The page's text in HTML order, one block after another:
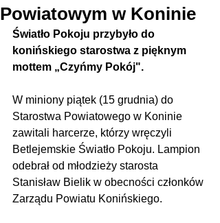
Powiatowym w Koninie
Światło Pokoju przybyło do
konińskiego starostwa z pięknym
mottem „Czyńmy Pokój".
W miniony piątek (15 grudnia) do
Starostwa Powiatowego w Koninie
zawitali harcerze, którzy wręczyli
Betlejemskie Światło Pokoju. Lampion
odebrał od młodzieży starosta
Stanisław Bielik w obecności członków
Zarządu Powiatu Konińskiego.